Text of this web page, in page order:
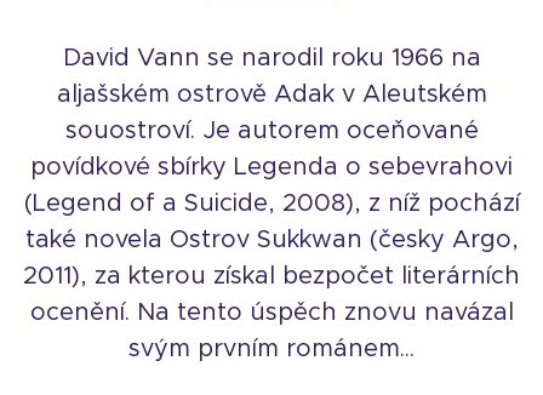
David Vann se narodil roku 1966 na
aljašském ostrově Adak v Aleutském
souostroví. Je autorem oceňované
povídkové sbírky Legenda o sebevrahovi
(Legend of a Suicide, 2008), z níž pochází
také novela Ostrov Sukkwan (česky Argo,
2011), za kterou získal bezpočet literárních
ocenění. Na tento úspěch znovu navázal
svým prvním románem...